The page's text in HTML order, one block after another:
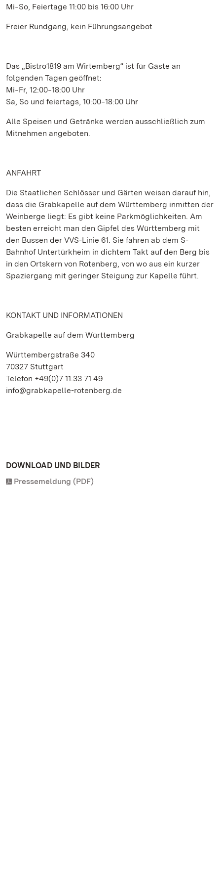
Mi‒So, Feiertage 11:00 bis 16:00 Uhr
Freier Rundgang, kein Führungsangebot
Das „Bistro1819 am Wirtemberg“ ist für Gäste an
folgenden Tagen geöffnet:
Mi‒Fr, 12:00‒18:00 Uhr
Sa, So und feiertags, 10:00‒18:00 Uhr
Alle Speisen und Getränke werden ausschließlich zum
Mitnehmen angeboten.
ANFAHRT
Die Staatlichen Schlösser und Gärten weisen darauf hin,
dass die Grabkapelle auf dem Württemberg inmitten der
Weinberge liegt: Es gibt keine Parkmöglichkeiten. Am
besten erreicht man den Gipfel des Württemberg mit
den Bussen der VVS-Linie 61. Sie fahren ab dem S-
Bahnhof Untertürkheim in dichtem Takt auf den Berg bis
in den Ortskern von Rotenberg, von wo aus ein kurzer
Spaziergang mit geringer Steigung zur Kapelle führt.
KONTAKT UND INFORMATIONEN
Grabkapelle auf dem Württemberg
Württembergstraße 340
70327 Stuttgart
Telefon +49(0)7 11.33 71 49
info@grabkapelle-rotenberg.de
DOWNLOAD UND BILDER
Pressemeldung (PDF)